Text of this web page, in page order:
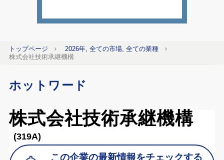
トップページ
2026年, 全ての市場, 全ての業種
株式会社技術承継機構
ホットワード
株式会社技術承継機構
(319A)
この企業の最新情報をチェックする